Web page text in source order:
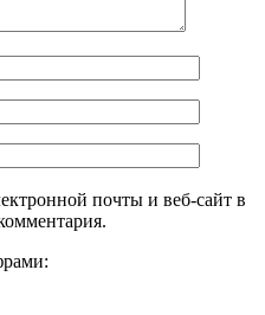
почты и веб-сайт в